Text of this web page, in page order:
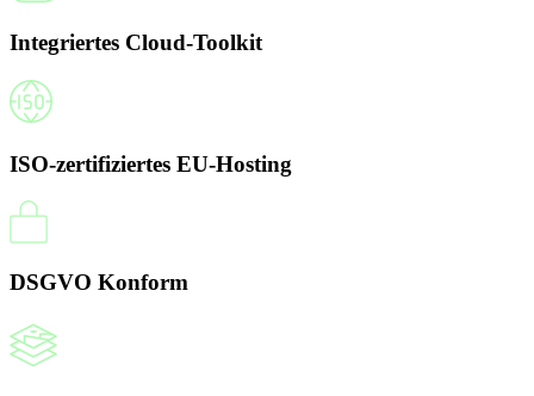
Integriertes Cloud-Toolkit
ISO-zertifiziertes EU-Hosting
DSGVO Konform